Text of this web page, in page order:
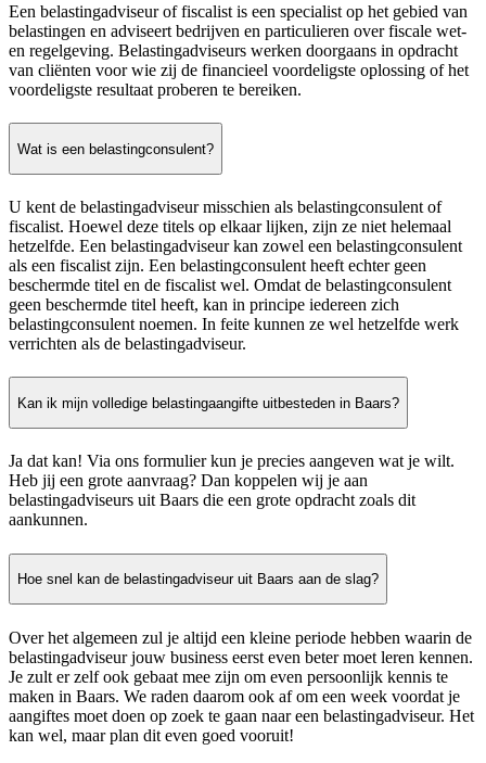
Een belastingadviseur of fiscalist is een specialist op het gebied van
belastingen en adviseert bedrijven en particulieren over fiscale wet-
en regelgeving. Belastingadviseurs werken doorgaans in opdracht
van cliënten voor wie zij de financieel voordeligste oplossing of het
voordeligste resultaat proberen te bereiken.
Wat is een belastingconsulent?
U kent de belastingadviseur misschien als belastingconsulent of
fiscalist. Hoewel deze titels op elkaar lijken, zijn ze niet helemaal
hetzelfde. Een belastingadviseur kan zowel een belastingconsulent
als een fiscalist zijn. Een belastingconsulent heeft echter geen
beschermde titel en de fiscalist wel. Omdat de belastingconsulent
geen beschermde titel heeft, kan in principe iedereen zich
belastingconsulent noemen. In feite kunnen ze wel hetzelfde werk
verrichten als de belastingadviseur.
Kan ik mijn volledige belastingaangifte uitbesteden in Baars?
Ja dat kan! Via ons formulier kun je precies aangeven wat je wilt.
Heb jij een grote aanvraag? Dan koppelen wij je aan
belastingadviseurs uit Baars die een grote opdracht zoals dit
aankunnen.
Hoe snel kan de belastingadviseur uit Baars aan de slag?
Over het algemeen zul je altijd een kleine periode hebben waarin de
belastingadviseur jouw business eerst even beter moet leren kennen.
Je zult er zelf ook gebaat mee zijn om even persoonlijk kennis te
maken in Baars. We raden daarom ook af om een week voordat je
aangiftes moet doen op zoek te gaan naar een belastingadviseur. Het
kan wel, maar plan dit even goed vooruit!